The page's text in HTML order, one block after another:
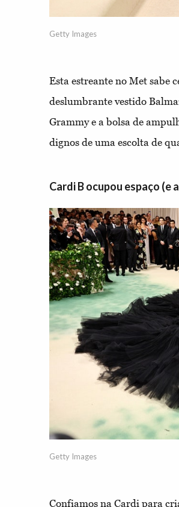
Getty Images
Esta estreante no Met sabe
deslumbrante vestido
Grammy e a bolsa de
dignos de uma escolta de
Cardi B ocupou espaço (e
Getty Images
Confiamos na Cardi para